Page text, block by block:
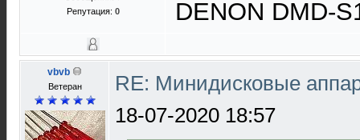
Репутация: 0 DENON DMD-
vbvb
Ветеран
RE: Минидисковые
18-07-2020 18:57